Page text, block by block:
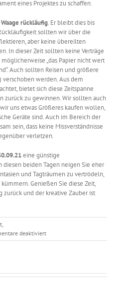
eines Projektes zu schaffen.
Waage rückläufig. Er bleibt dies bis
sollten wir über die
aber keine übereilten
In dieser Zeit sollten keine Verträge
„das Papier nicht wert
Auch sollten Reisen und größere
werden. Aus dem
bietet sich diese Zeitspanne
zurück zu gewinnen. Wir sollten auch
uns etwas Größeres kaufen wollen,
Geräte sind. Auch im Bereich der
sein, dass keine Missverständnisse
verletzen.
eine günstige
diesen beiden Tagen neigen Sie eher
und Tagträumen zu vertrödeln,
Genießen Sie diese Zeit,
und der kreative Zauber ist
deaktiviertfür
Astrologisch
–